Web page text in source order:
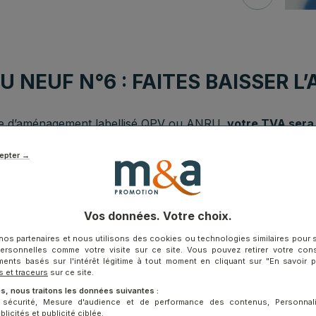
NEUF N°6 : FAITES BAISSER
labellisé QPV ou ANRU,votre TVA sera
DU NEUF N°7 : SOYEZ
les bâtiments neufs
pour n’en citer que quelque uns. Chez M&A
Réglisse à Montpellier. Cela est lié à une conception
une mise à disposition des eaux chaudes au travers
intégrés à plat sur membrane d’étanchéité type Sika
faciliter les usages respectueux de l’environnement.
2012.
→
Vos données. Votre choix.
partenaires et nous utilisons des cookies ou technologies similaires pour
comme votre visite sur ce site. Vous pouvez retirer votre
basés sur l'intérêt légitime à tout moment en cliquant sur "En savoir
et traceurs sur ce site.
nous traitons les données suivantes :
Mesure d'audience et de performance des contenus,
et publicité ciblée.